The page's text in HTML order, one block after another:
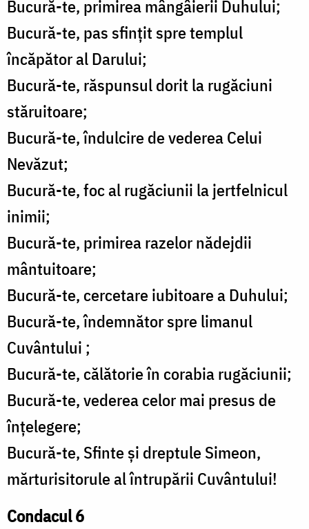
Bucură-te, primirea mângâierii Duhului;
Bucură-te, pas sfințit spre templul
încăpător al Darului;
Bucură-te, răspunsul dorit la rugăciuni
stăruitoare;
Bucură-te, îndulcire de vederea Celui
Nevăzut;
Bucură-te, foc al rugăciunii la jertfelnicul
inimii;
Bucură-te, primirea razelor nădejdii
mântuitoare;
Bucură-te, cercetare iubitoare a Duhului;
Bucură-te, îndemnător spre limanul
Cuvântului ;
Bucură-te, călătorie în corabia rugăciunii;
Bucură-te, vederea celor mai presus de
înțelegere;
Bucură-te, Sfinte și dreptule Simeon,
mărturisitorule al întrupării Cuvântului!
Condacul 6